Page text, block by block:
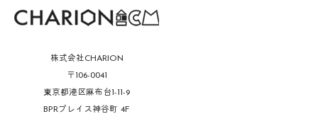
株式会社CHARION
〒106-0041
東京都港区麻布台1-11-9
BPRプレイス神谷町 4F